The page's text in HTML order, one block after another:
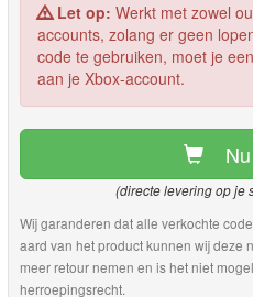
Let op: Werkt met zowel
accounts, zolang er geen
code te gebruiken, moet je
aan je Xbox-account.
(directe levering op je
Wij garanderen dat alle verkochte
aard van het product kunnen wij deze
meer retour nemen en is het niet
herroepingsrecht.